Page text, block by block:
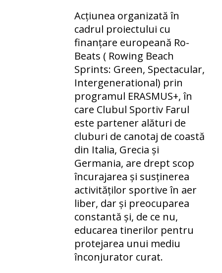
Acțiunea organizată în
cadrul proiectului cu
finanțare europeană Ro-
Beats ( Rowing Beach
Sprints: Green, Spectacular,
Intergenerational) prin
programul ERASMUS+, în
care Clubul Sportiv Farul
este partener alături de
cluburi de canotaj de coastă
din Italia, Grecia și
Germania, are drept scop
încurajarea și susținerea
activităților sportive în aer
liber, dar și preocuparea
constantă și, de ce nu,
educarea tinerilor pentru
protejarea unui mediu
înconjurator curat.